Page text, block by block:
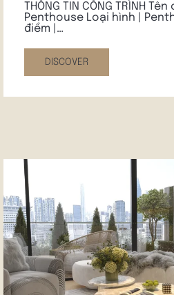
THÔNG TIN CÔNG TRÌNH
Penthouse Loại hình |
điểm |…
DISCOVER